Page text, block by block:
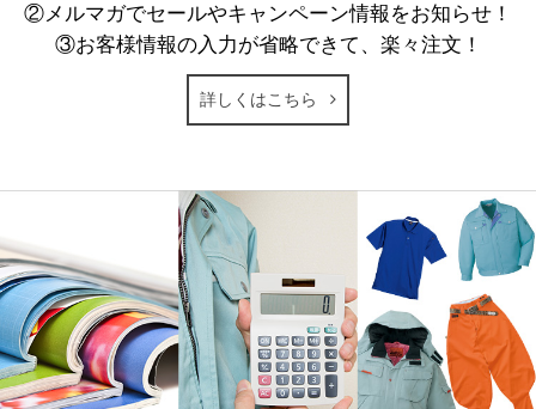
②メルマガでセールやキャンペーン情報をお知らせ！
③お客様情報の入力が省略できて、楽々注文！
詳しくはこちら